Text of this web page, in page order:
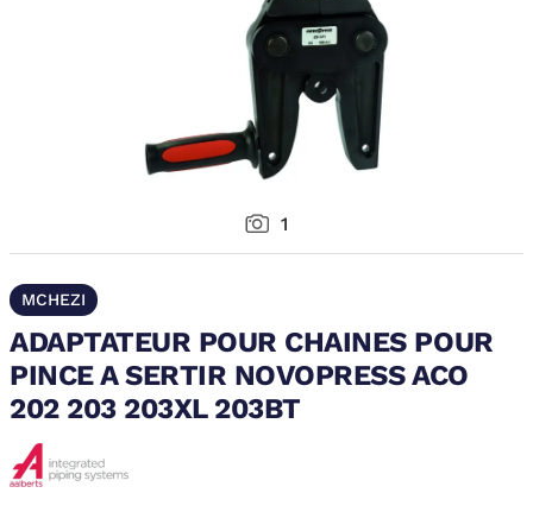
1
MCHEZI
ADAPTATEUR POUR CHAINES POUR
PINCE A SERTIR NOVOPRESS ACO
202 203 203XL 203BT